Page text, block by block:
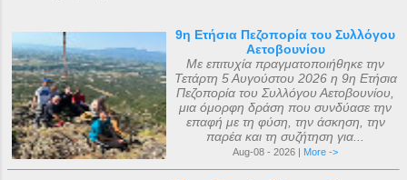
9η Ετήσια Πεζοπορία του Συλλόγου
Αετοβουνίου
Με επιτυχία πραγματοποιήθηκε την
Τετάρτη 5 Αυγούστου 2026 η 9η Ετήσια
Πεζοπορία του Συλλόγου Αετοβουνίου,
μια όμορφη δράση που συνδύασε την
επαφή με τη φύση, την άσκηση, την
παρέα και τη συζήτηση για...
Aug-08 - 2026 | More ->